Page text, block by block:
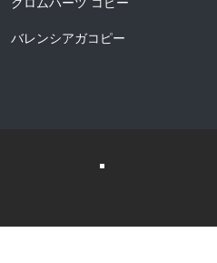
クロムハーツ コピー
バレンシアガコピー